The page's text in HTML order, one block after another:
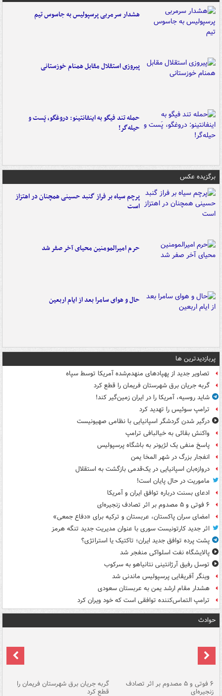
هشدار سرمربی پرسپولیس به جاسوس تیم
پیروزی استقلال مقابل همنام خوزستانی
حمله تند فیگو به اینفانتینو: دروغگو، پَست‌ و
حیله‌گر!
برگزیده عکس
پرچم سیاه بر فراز گنبد حسینی همچنان در اهتزاز
است
حرم امیرالمومنین محیای آخر صفر شد
حال و هوای سامرا بعد از ایام اربعین
پربازدیدترین ها
تصاویر جدید از پهپادهای منهدم‌شده آمریکا توسط سپاه
گربه جریان برق شهرستان فریمان را قطع کرد
شاید روسیه، آمریکا را در ایران زمین‌گیر کند!
ترامپ سوئیس را تهدید کرد
درگیر شدن گردشگر اسپانیایی با نظامی صهیونیست
واکنش بقائی به خیالبافی ترامپ
پاسخ منفی یک لژیونر به باشگاه پرسپولیس
انفجار بزرگ در شهر المخا یمن
دروازه‌بان اسپانیایی در یک‌قدمی بازگشت به استقلال
ماموریت در حال پایان است!
ادعای بسنت درباره توافق ایران و آمریکا
۶ فوتی و ۵ مصدوم بر اثر تصادف زنجیره‌ای
امضای سران پاکستان، عربستان و ترکیه برای «دفاع جمعی»
اثر جدید کارتونیست سوری با عنوان مدیریت جدید تنگه هرمز
پشت پرده توافق جدید ایران؛ تاکتیک یا استراتژی؟
پالایشگاه نفت اسلواکی منفجر شد
توسل رفیق آرژانتینی نتانیاهو به سرکوب
وینگر آفریقایی پرسپولیس ماندنی شد
هشدار مقام ارشد یمن به عربستان سعودی
ترامپ التماس‌کننده توافقی است که خود ویران کرد
حوادث
۶ فوتی و ۵ مصدوم بر اثر تصادف
زنجیره‌ای
گربه جریان برق شهرستان فریمان را
قطع کرد